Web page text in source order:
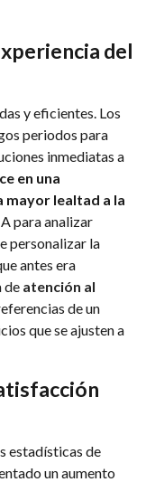
del
y eficientes. Los
periodos para
inmediatas a
en una
mayor lealtad a la
para analizar
personalizar la
antes era
de atención al
de un
que se ajusten a
estadísticas de
un aumento